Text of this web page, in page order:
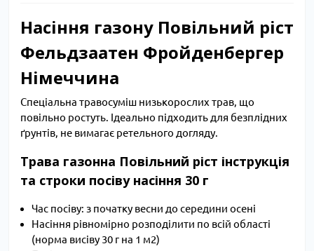
Насіння газону Повільний ріст
Фельдзаатен Фройденбергер
Німеччина
Спеціальна травосуміш низькорослих трав, що
повільно ростуть. Ідеально підходить для безплідних
ґрунтів, не вимагає ретельного догляду.
Трава газонна Повільний ріст інструкція
та строки посіву насіння 30 г
Час посіву: з початку весни до середини осені
Насіння рівномірно розподілити по всій області
(норма висіву 30 г на 1 м2)